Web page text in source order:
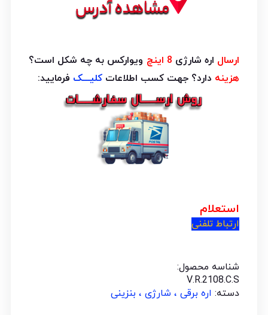
ارسال اره شارژی 8 اینچ
ویوارکس به چه شکل است؟
هزینه دارد؟ جهت کسب اطلاعات کلیـــک فرمایید:
استعلام
ارتباط تلفنی
شناسه محصول:
V.R.2108.C.S
دسته: اره برقی ، شارژی ، بنزینی